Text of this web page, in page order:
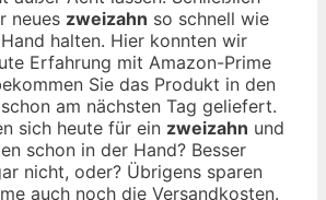
neues zweizahn so schnell wie
halten. Hier konnten wir
Erfahrung mit Amazon-Prime
Sie das Produkt in den
am nächsten Tag geliefert.
sich heute für ein zweizahn und
schon in der Hand? Besser
nicht, oder? Übrigens sparen
auch noch die Versandkosten.